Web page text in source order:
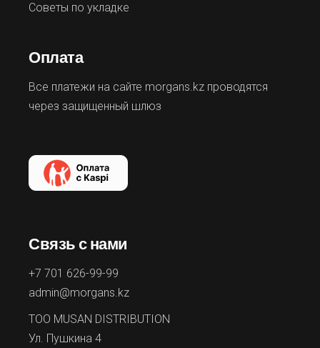
Советы по укладке
Оплата
Все платежи на сайте morgans.kz проводятся
через защищенный шлюз
Связь с нами
+7 701 626-99-99
admin@morgans.kz
ТОО MUSAN DISTRIBUTION
Ул. Пушкина 4